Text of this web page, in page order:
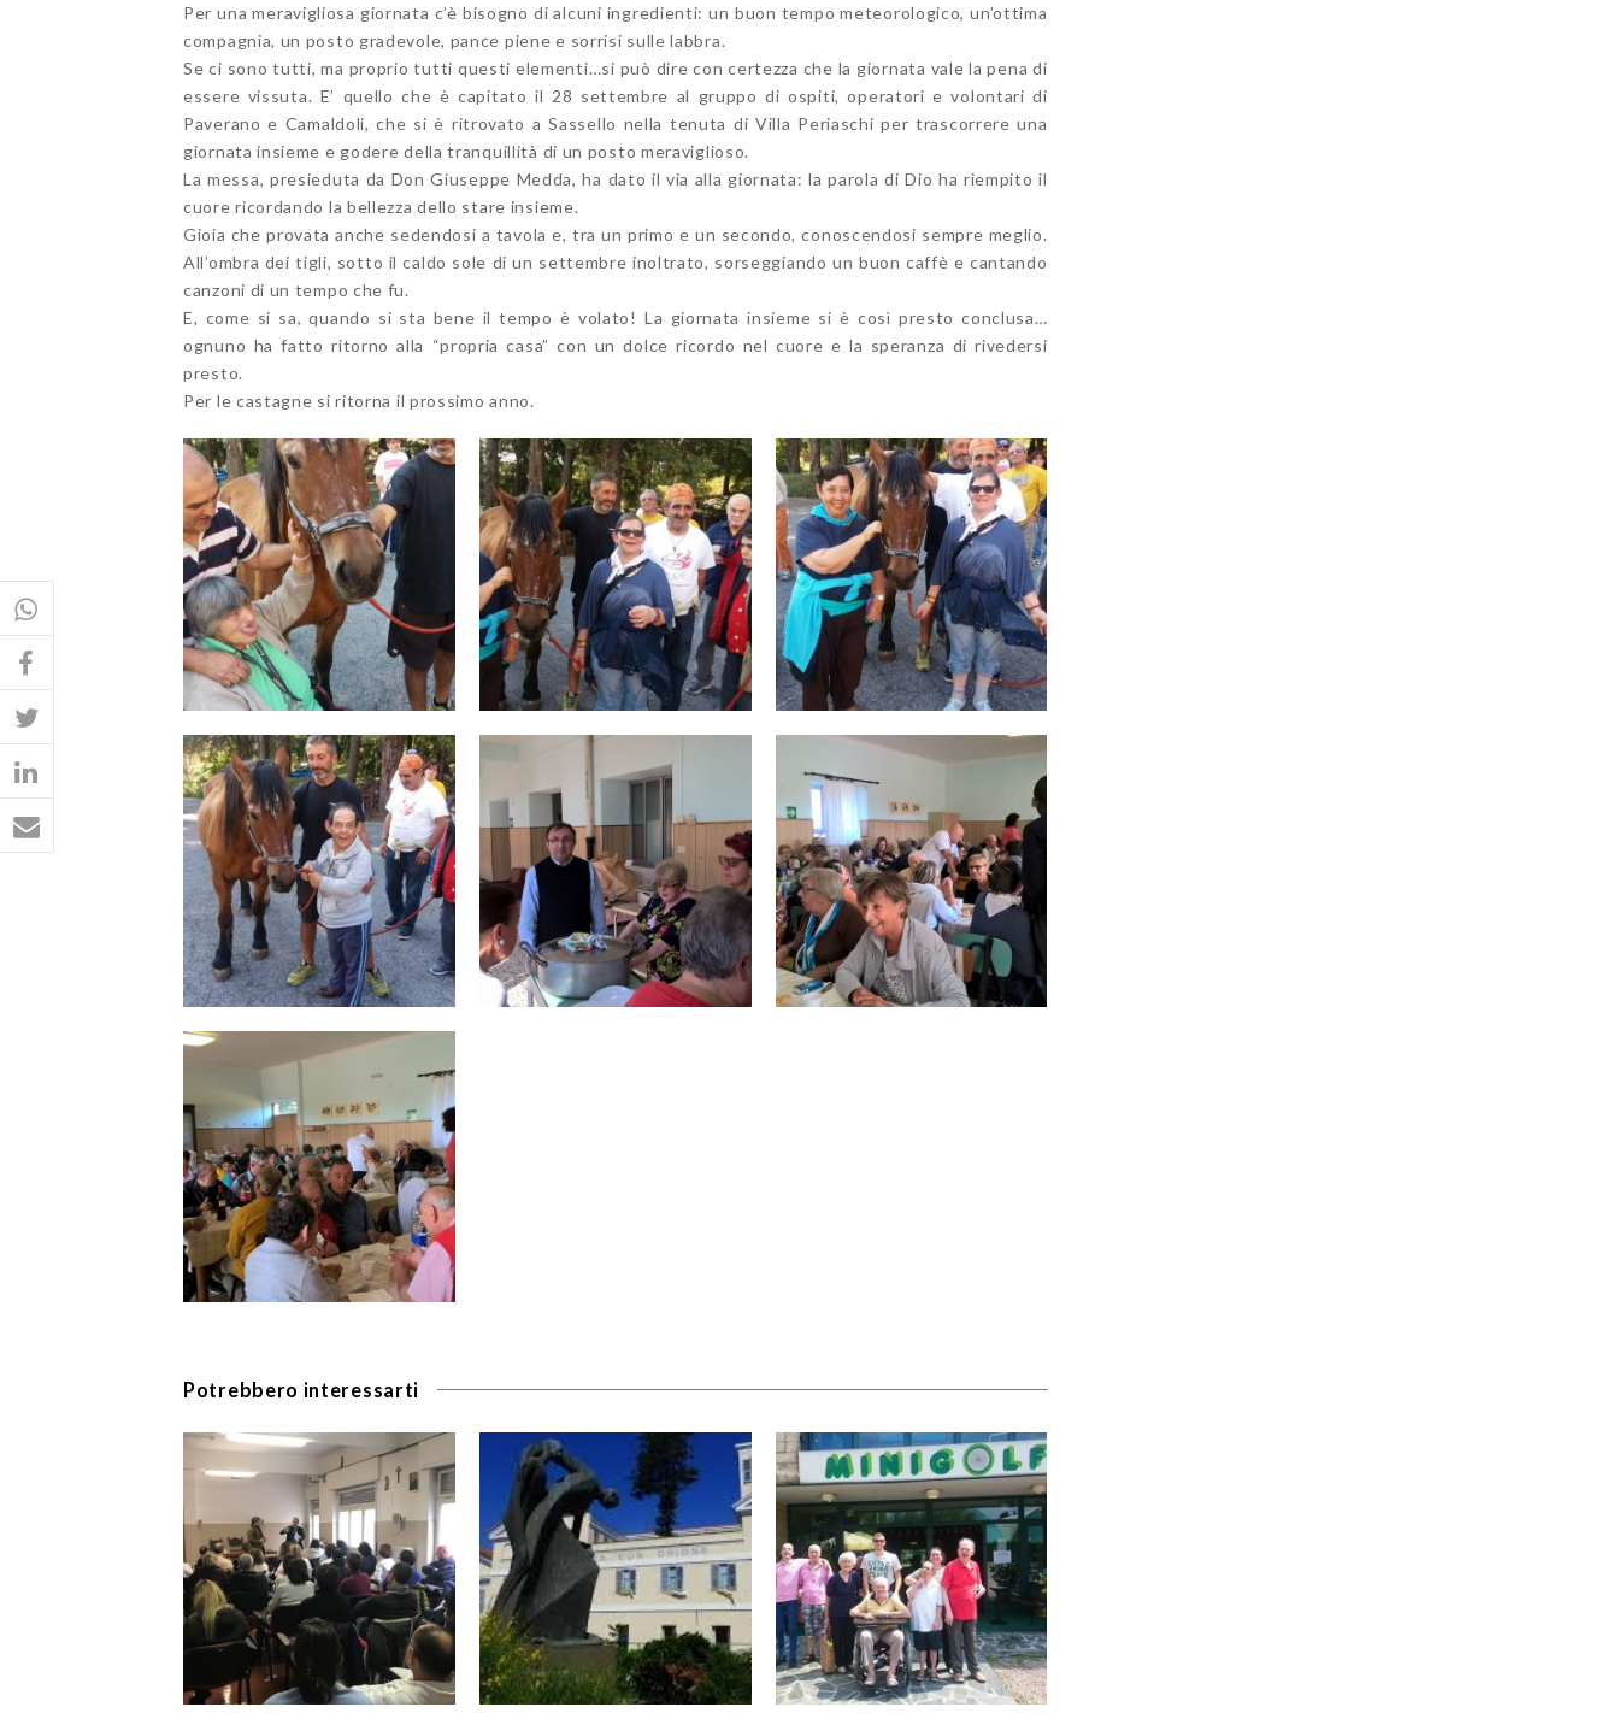
Per una meravigliosa giornata c’è bisogno di alcuni ingredienti: un buon tempo meteorologico, un’ottima
compagnia, un posto gradevole, pance piene e sorrisi sulle labbra.
Se ci sono tutti, ma proprio tutti questi elementi…si può dire con certezza che la giornata vale la pena di
essere vissuta. E’ quello che è capitato il 28 settembre al gruppo di ospiti, operatori e volontari di
Paverano e Camaldoli, che si è ritrovato a Sassello nella tenuta di Villa Periaschi per trascorrere una
giornata insieme e godere della tranquillità di un posto meraviglioso.
La messa, presieduta da Don Giuseppe Medda, ha dato il via alla giornata: la parola di Dio ha riempito il
cuore ricordando la bellezza dello stare insieme.
Gioia che provata anche sedendosi a tavola e, tra un primo e un secondo, conoscendosi sempre meglio.
All’ombra dei tigli, sotto il caldo sole di un settembre inoltrato, sorseggiando un buon caffè e cantando
canzoni di un tempo che fu.
E, come si sa, quando si sta bene il tempo è volato! La giornata insieme si è così presto conclusa…
ognuno ha fatto ritorno alla “propria casa” con un dolce ricordo nel cuore e la speranza di rivedersi
presto.
Per le castagne si ritorna il prossimo anno.
Potrebbero interessarti